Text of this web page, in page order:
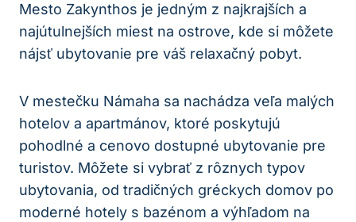
Mesto Zakynthos je jedným z najkrajších a
najútulnejších miest na ostrove, kde si môžete
nájsť ubytovanie pre váš relaxačný pobyt.
V mestečku Námaha sa nachádza veľa malých
hotelov a apartmánov, ktoré poskytujú
pohodlné a cenovo dostupné ubytovanie pre
turistov. Môžete si vybrať z rôznych typov
ubytovania, od tradičných gréckych domov po
moderné hotely s bazénom a výhľadom na